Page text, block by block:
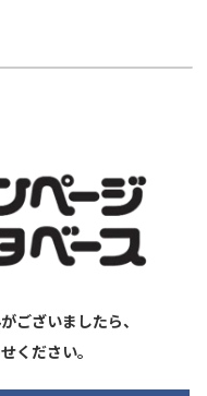
ございましたら、
ください。